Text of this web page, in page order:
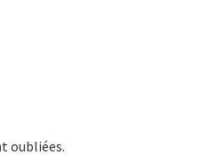
oubliées.